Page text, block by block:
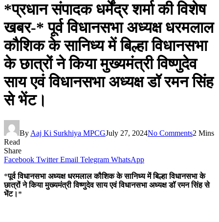
*प्रधान संपादक धर्मेंद्र शर्मा की विशेष
खबर-* पूर्व विधानसभा अध्यक्ष धरमलाल
कौशिक के सानिध्य में बिल्हा विधानसभा
के छात्रों ने किया मुख्यमंत्री विष्णुदेव
साय एवं विधानसभा अध्यक्ष डॉ रमन सिंह
से भेंट।
By Aaj Ki Surkhiya MPCGJuly 27, 2024No Comments2 Mins
Read
Share
Facebook Twitter Email Telegram WhatsApp
*पूर्व विधानसभा अध्यक्ष धरमलाल कौशिक के सानिध्य में बिल्हा विधानसभा के
छात्रों ने किया मुख्यमंत्री विष्णुदेव साय एवं विधानसभा अध्यक्ष डॉ रमन सिंह से
भेंट। *